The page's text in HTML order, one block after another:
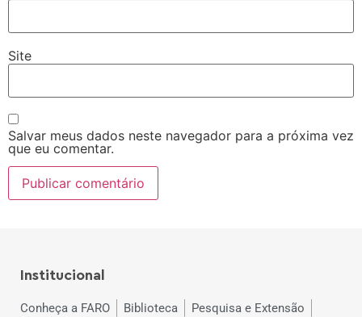
Site
Salvar meus dados neste navegador para a próxima vez
que eu comentar.
Institucional
Conheça a FARO Biblioteca
Pesquisa e Extensão